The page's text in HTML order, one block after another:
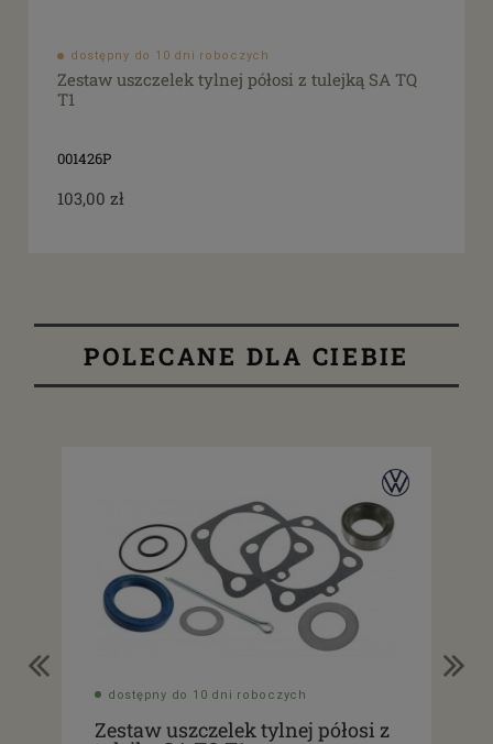
dostępny do 10 dni roboczych
Zestaw uszczelek tylnej półosi z tulejką SA TQ
T1
001426P
103,00 zł
POLECANE DLA CIEBIE
dostępny do 10 dni roboczych
Zestaw uszczelek tylnej półosi z